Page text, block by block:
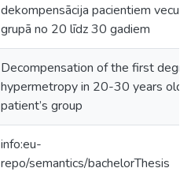
dekompensācija pacientiem
grupā no 20 līdz 30 gadiem
Decompensation of the first
hypermetropy in 20-30 years old
patient’s group
info:eu-
repo/semantics/bachelorThesis